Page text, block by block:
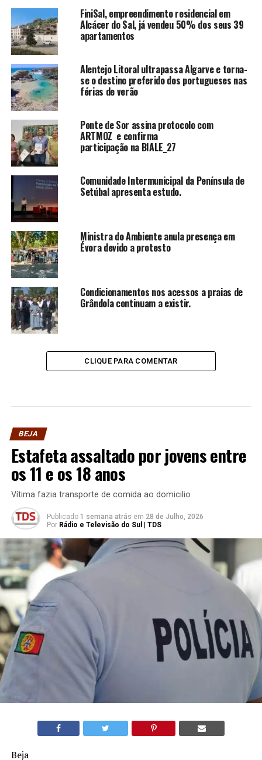
FiniSal, empreendimento residencial em
Alcácer do Sal, já vendeu 50% dos seus 39
apartamentos
Alentejo Litoral ultrapassa Algarve e torna-
se o destino preferido dos portugueses nas
férias de verão
Ponte de Sor assina protocolo com
ARTMOZ e confirma
participação na BIALE_27
Comunidade Intermunicipal da Península de
Setúbal apresenta estudo.
Ministra do Ambiente anula presença em
Évora devido a protesto
Condicionamentos nos acessos a praias de
Grândola continuam a existir.
CLIQUE PARA COMENTAR
BEJA
Estafeta assaltado por jovens entre
os 11 e os 18 anos
Vítima fazia transporte de comida ao domicilio
Publicado 1 semana atrás em 28 de Julho, 2026
Por Rádio e Televisão do Sul | TDS
Beja